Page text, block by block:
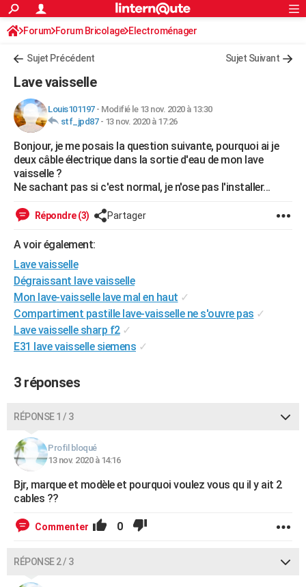
ACTUALITÉS
Politique
Société
Faits Divers
Education
Monde
Villes
+
FINANCE
Retraite
Impôts
Epargne
Immobilier
Risques naturels par ville
Banque
Assurance
Crédit
AUTO
Essais
Réserver un essai
Citadines
Berlines
SUV
Forum auto
+HIGH-TECH
Mobiles
Meilleur smartphone
Internet
Ordinateurs
Jeux vidéo
Guide high-tech
+BRICOLAGE
Forum
Aménagement intérieur
Extérieur
Cuisine
Salle de bains
Jardinage
Rangement
WEEK-END
LIFESTYLE
Art de vivre
Bien-être
Loisirs
Mode
Modes de vie
SANTE
Alimentation
Guide de la santé
Maladies
Médicaments
Sommeil
VOYAGE
Destinations
City break
Voyage nature
Voyage de noces
Forum
Climat
+PHOTO
GUIDES D'ACHAT
BONS PLANS
Dictionnaire
Biographies
Citations
Expressions
Proverbes
PROGRAMME TV
COPAINS D'AVANT
AVIS DE DÉCÈS
S'inscrire
Connexion
Forum Forum Bricolage Electroménager
Sujet Précédent Sujet Suivant
Lave vaisselle
Louis101197- Modifié le 13 nov. 2020 à 13:30
stf_jpd87- 13 nov. 2020 à 17:26
Bonjour, je me posais la question suivante, pourquoi ai je
deux câble électrique dans la sortie d'eau de mon lave
vaisselle ?
Ne sachant pas si c'est normal, je n'ose pas l'installer...
Répondre (3) Partager
A voir également:
Lave vaisselle
Dégraissant lave vaisselle
Mon lave-vaisselle lave mal en haut ✓
Compartiment pastille lave-vaisselle ne s'ouvre pas ✓
Lave vaisselle sharp f2 ✓
E31 lave vaisselle siemens ✓
3 réponses
RÉPONSE 1 / 3
Profil bloqué
13 nov. 2020 à 14:16
Bjr, marque et modèle et pourquoi voulez vous qu il y ait 2
cables ??
Commenter 0
RÉPONSE 2 / 3